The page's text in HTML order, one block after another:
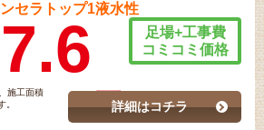
セラトップ1液水性
足場+工事費
コミコミ価格
施工面積
。
詳細はコチラ